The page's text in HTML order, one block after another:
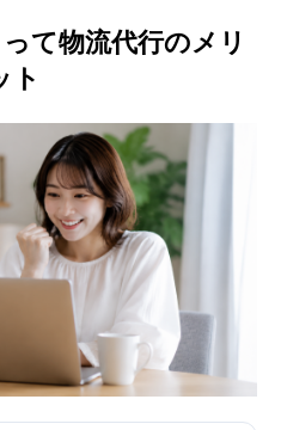
て物流代行のメリ
ト